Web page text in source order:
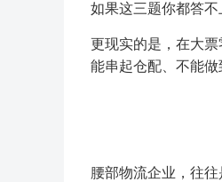
如果这三题你都答不
更现实的是，在大
能串起仓配、不能做
腰部物流企业，往